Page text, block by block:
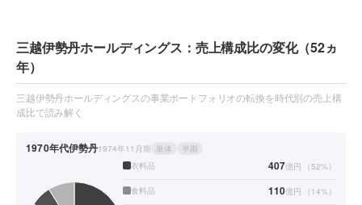
三越伊勢丹ホールディングス：売上構成比の変化（52ヵ
年）
三越伊勢丹ホールディングスの事業ポートフォリオの転換を時代別の売上構
成比で読み解く
1970年代伊勢丹1974年11月期 単体
半期
衣料品
407億円 （52%）
食料品 110億円 （ 14%）